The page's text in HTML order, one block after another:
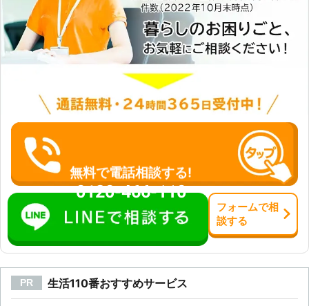
無料で電話相談する!
0120-466-110
フォームで相
談する
PR 生活110番おすすめサービス